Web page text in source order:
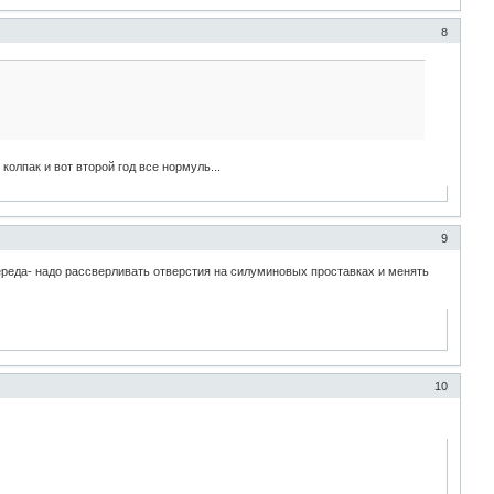
8
и вот второй год все нормуль...
9
надо рассверливать отверстия на силуминовых проставках и менять
10